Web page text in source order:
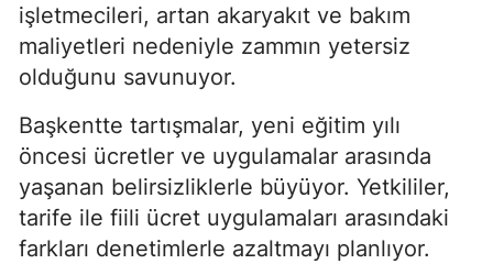
işletmecileri, artan akaryakıt ve bakım
maliyetleri nedeniyle zammın yetersiz
olduğunu savunuyor.
Başkentte tartışmalar, yeni eğitim yılı
öncesi ücretler ve uygulamalar arasında
yaşanan belirsizliklerle büyüyor. Yetkililer,
tarife ile fiili ücret uygulamaları arasındaki
farkları denetimlerle azaltmayı planlıyor.